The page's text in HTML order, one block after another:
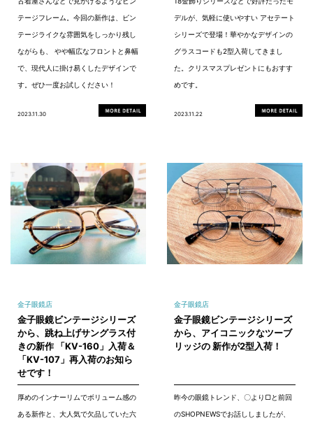
テージフレーム。今回の新作は、ビン
テージライクな雰囲気をしっかり残し
ながらも、 やや幅広なフロントと鼻幅
で、現代人に掛け易くしたデザインで
す。ぜひ一度お試しください！
2023.11.30
デルが、気軽に使いやすい アセテート
シリーズで登場！華やかなデザインの
グラスコードも2型入荷してきまし
た。クリスマスプレゼントにもおすす
めです。
2023.11.22
金子眼鏡店
金子眼鏡ビンテージシリーズ
から、跳ね上げサングラス付
きの新作 「KV-160」入荷＆
「KV-107」再入荷のお知ら
せです！
厚めのインナーリムでボリューム感の
ある新作と、大人気で欠品していた六
金子眼鏡店
金子眼鏡ビンテージシリーズ
から、アイコニックなツーブ
リッジの 新作が2型入荷！
昨今の眼鏡トレンド、〇より▢と前回
のSHOPNEWSでお話ししましたが、